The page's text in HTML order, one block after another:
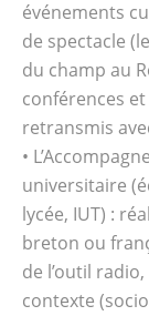
événements
de spectacle
du champ au
conférences
retransmis
•
universitaire
lycée, IUT) :
breton ou
de l’outil
contexte